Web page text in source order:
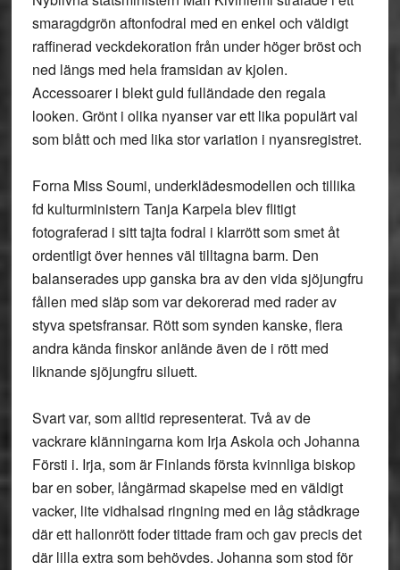
smaragdgrön aftonfodral med en enkel och väldigt
raffinerad veckdekoration från under höger bröst och
ned längs med hela framsidan av kjolen.
Accessoarer i blekt guld fulländade den regala
looken. Grönt i olika nyanser var ett lika populärt val
som blått och med lika stor variation i nyansregistret.
Forna Miss Soumi, underklädesmodellen och tillika
fd kulturministern Tanja Karpela blev flitigt
fotograferad i sitt tajta fodral i klarrött som smet åt
ordentligt över hennes väl tilltagna barm. Den
balanserades upp ganska bra av den vida sjöjungfru
fållen med släp som var dekorerad med rader av
styva spetsfransar. Rött som synden kanske, flera
andra kända finskor anlände även de i rött med
liknande sjöjungfru siluett.
Svart var, som alltid representerat. Två av de
vackrare klänningarna kom Irja Askola och Johanna
Försti i. Irja, som är Finlands första kvinnliga biskop
bar en sober, långärmad skapelse med en väldigt
vacker, lite vidhalsad ringning med en låg stådkrage
där ett hallonrött foder tittade fram och gav precis det
där lilla extra som behövdes. Johanna som stod för